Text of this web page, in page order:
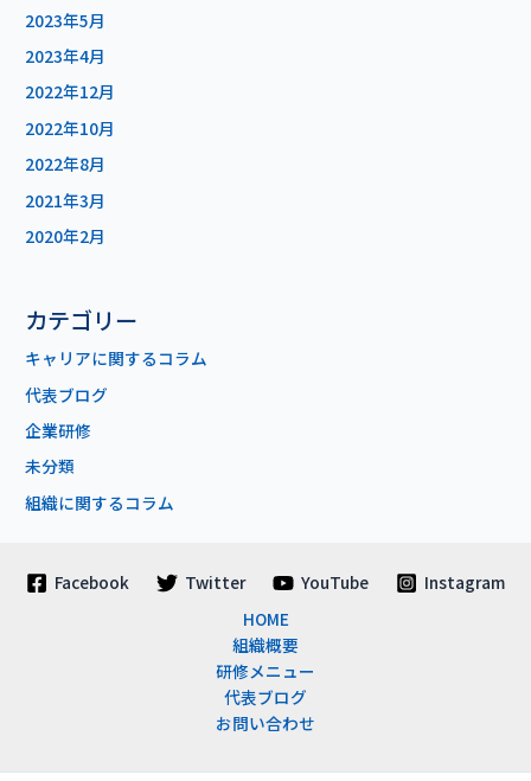
2023年5月
2023年4月
2022年12月
2022年10月
2022年8月
2021年3月
2020年2月
カテゴリー
キャリアに関するコラム
代表ブログ
企業研修
未分類
組織に関するコラム
Facebook Twitter YouTube
Instagram
HOME
組織概要
研修メニュー
代表ブログ
お問い合わせ